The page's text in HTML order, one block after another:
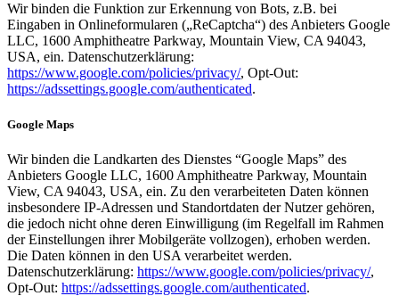
Wir binden die Funktion zur Erkennung von Bots, z.B. bei
Eingaben in Onlineformularen („ReCaptcha“) des Anbieters Google
LLC, 1600 Amphitheatre Parkway, Mountain View, CA 94043,
USA, ein. Datenschutzerklärung:
https://www.google.com/policies/privacy/, Opt-Out:
https://adssettings.google.com/authenticated.
Google Maps
Wir binden die Landkarten des Dienstes “Google Maps” des
Anbieters Google LLC, 1600 Amphitheatre Parkway, Mountain
View, CA 94043, USA, ein. Zu den verarbeiteten Daten können
insbesondere IP-Adressen und Standortdaten der Nutzer gehören,
die jedoch nicht ohne deren Einwilligung (im Regelfall im Rahmen
der Einstellungen ihrer Mobilgeräte vollzogen), erhoben werden.
Die Daten können in den USA verarbeitet werden.
Datenschutzerklärung: https://www.google.com/policies/privacy/,
Opt-Out: https://adssettings.google.com/authenticated.